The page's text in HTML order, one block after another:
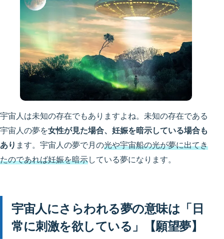
宇宙人は未知の存在でもありますよね。未知の存在である
宇宙人の夢を女性が見た場合、妊娠を暗示している場合も
あり ます。宇宙人の夢で月の光や宇宙船の光が夢に出てき
たのであれば妊娠を暗示している夢になります。
宇宙人にさらわれる夢の意味は「日
常に刺激を欲している」【願望夢】